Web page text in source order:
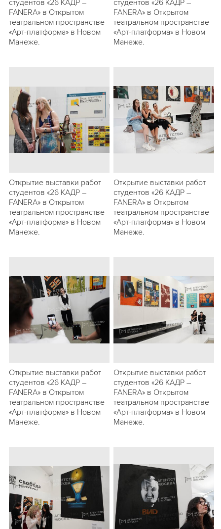
студентов «26 КАДР –
FANERA» в Открытом
театральном пространстве
«Арт-платформа» в Новом
Манеже.
студентов «26 КАДР –
FANERA» в Открытом
театральном пространстве
«Арт-платформа» в Новом
Манеже.
Открытие выставки работ
студентов «26 КАДР –
FANERA» в Открытом
театральном пространстве
«Арт-платформа» в Новом
Манеже.
Открытие выставки работ
студентов «26 КАДР –
FANERA» в Открытом
театральном пространстве
«Арт-платформа» в Новом
Манеже.
Открытие выставки работ
студентов «26 КАДР –
FANERA» в Открытом
театральном пространстве
«Арт-платформа» в Новом
Манеже.
Открытие выставки работ
студентов «26 КАДР –
FANERA» в Открытом
театральном пространстве
«Арт-платформа» в Новом
Манеже.